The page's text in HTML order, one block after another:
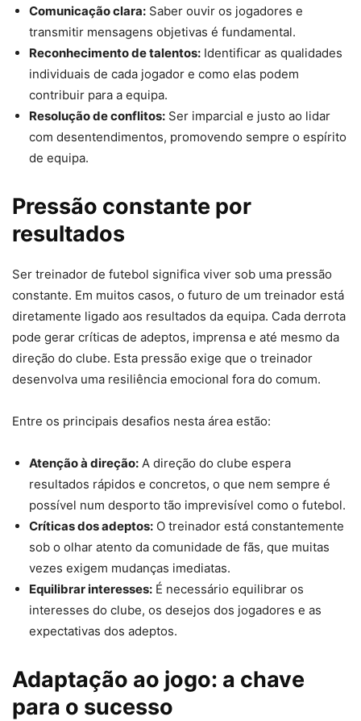
Comunicação clara: Saber ouvir os jogadores e
transmitir mensagens objetivas é fundamental.
Reconhecimento de talentos: Identificar as qualidades
individuais de cada jogador e como elas podem
contribuir para a equipa.
Resolução de conflitos: Ser imparcial e justo ao lidar
com desentendimentos, promovendo sempre o espírito
de equipa.
Pressão constante por
resultados
Ser treinador de futebol significa viver sob uma pressão
constante. Em muitos casos, o futuro de um treinador está
diretamente ligado aos resultados da equipa. Cada derrota
pode gerar críticas de adeptos, imprensa e até mesmo da
direção do clube. Esta pressão exige que o treinador
desenvolva uma resiliência emocional fora do comum.
Entre os principais desafios nesta área estão:
Atenção à direção: A direção do clube espera
resultados rápidos e concretos, o que nem sempre é
possível num desporto tão imprevisível como o futebol.
Críticas dos adeptos: O treinador está constantemente
sob o olhar atento da comunidade de fãs, que muitas
vezes exigem mudanças imediatas.
Equilibrar interesses: É necessário equilibrar os
interesses do clube, os desejos dos jogadores e as
expectativas dos adeptos.
Adaptação ao jogo: a chave
para o sucesso